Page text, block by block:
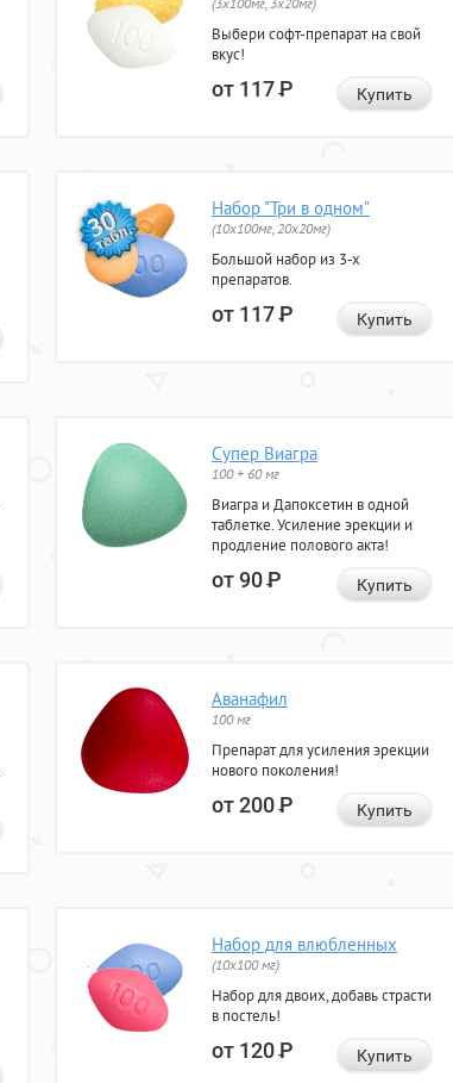
Выбери софт-препарат на свой
вкус!
от 117Р Купить
Набор "Три в одном"
(10x100мг, 20x20мг)
Большой набор из 3-х
препаратов.
от 117Р Купить
Супер Виагра
100 + 60 мг
Виагра и Дапоксетин в одной
таблетке. Усиление эрекции и
продление полового акта!
от 90Р Купить
Аванафил
100 мг
Препарат для усиления эрекции
нового поколения!
от 200Р Купить
Набор для влюбленных
(10х100 мг)
Набор для двоих, добавь страсти
в постель!
от 120Р Купить